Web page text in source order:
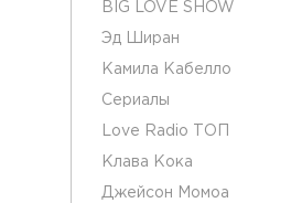
BIG LOVE SHOW
Эд Ширан
Камила Кабелло
Сериалы
Love Radio ТОП
Клава Кока
Джейсон Момоа